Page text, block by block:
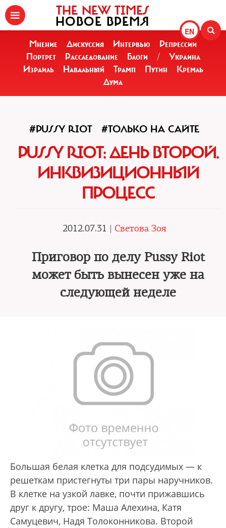
EN
THE NEW TIMES
НОВОЕ ВРЕМЯ
Мнение Дискуссия Интервью
Репрессии
Портрет
Расследование Блоги /
Украина
Израиль
Навальный Трамп Путин
Кремль
Дума
#PUSSY RIOT #ТОЛЬКО НА САЙТЕ
PUSSY RIOT: ДЕНЬ ВТОРОЙ.
ИНКВИЗИЦИОННЫЙ
ПРОЦЕСС
2012.07.31 | Светова Зоя
Приговор по делу Pussy Riot
может быть вынесен уже на
следующей неделе
Большая белая клетка для подсудимых — к
решеткам пристегнуты три пары наручников.
В клетке на узкой лавке, почти прижавшись
друг к другу, трое: Маша Алехина, Катя
Самуцевич, Надя Толоконникова. Второй